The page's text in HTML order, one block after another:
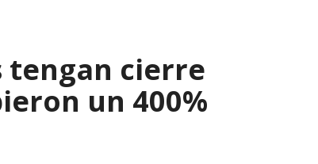
tengan cierre
un 400%